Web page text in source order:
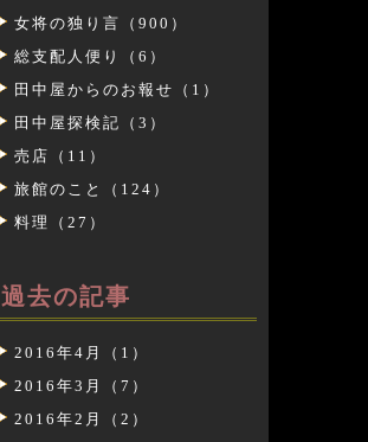
女将の独り言（900）
総支配人便り（6）
田中屋からのお報せ（1）
田中屋探検記（3）
売店（11）
旅館のこと（124）
料理（27）
過去の記事
2016年4月（1）
2016年3月（7）
2016年2月（2）